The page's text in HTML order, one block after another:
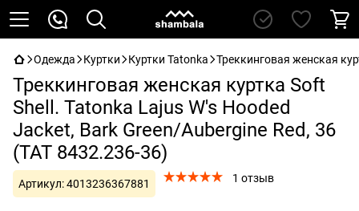
Одежда Куртки Куртки Tatonka Треккинговая женская
Треккинговая женская куртка Soft
Shell. Tatonka Lajus W's Hooded
Jacket, Bark Green/Aubergine Red, 36
(TAT 8432.236-36)
Артикул:4013236367881 1 отзыв